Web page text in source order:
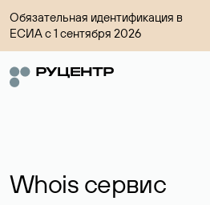
Обязательная идентификация в
ЕСИА с 1 сентября 2026
Whois сервис